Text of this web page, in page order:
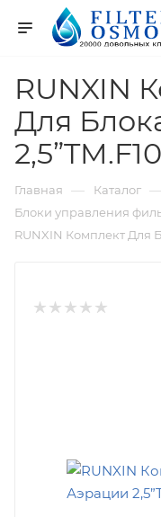
RUNXIN
Для
Главная — Каталог
Блоки управления
RUNXIN Комплект Для